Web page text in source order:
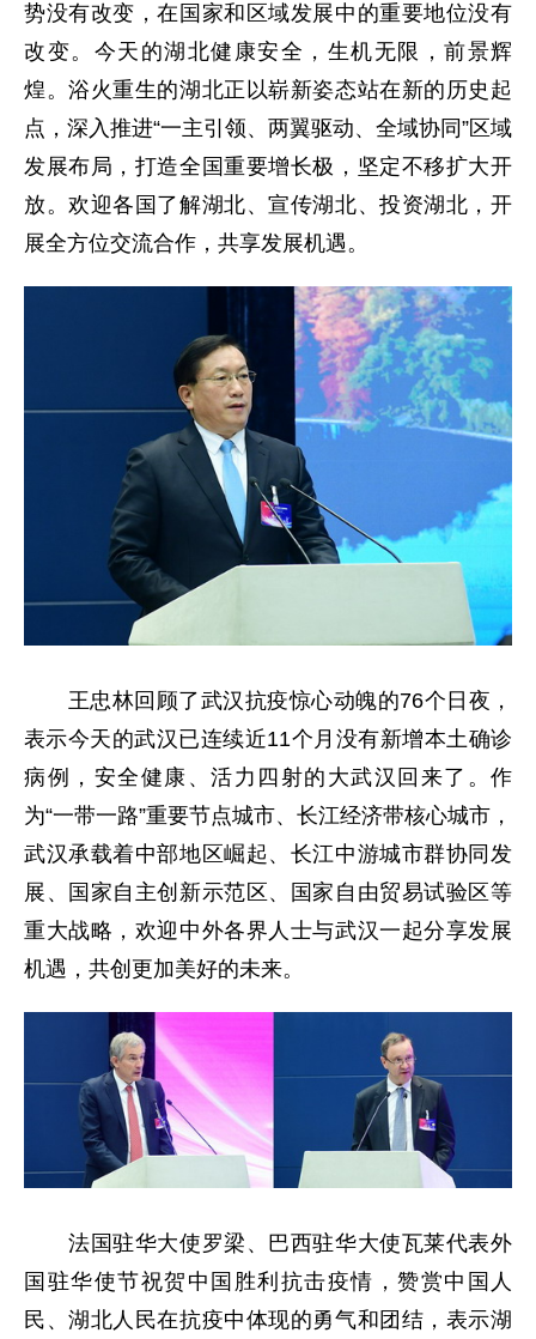
势没有改变，在国家和区域发展中的重要地位没有
改变。今天的湖北健康安全，生机无限，前景辉
煌。浴火重生的湖北正以崭新姿态站在新的历史起
点，深入推进“一主引领、两翼驱动、全域协同”区域
发展布局，打造全国重要增长极，坚定不移扩大开
放。欢迎各国了解湖北、宣传湖北、投资湖北，开
展全方位交流合作，共享发展机遇。
王忠林回顾了武汉抗疫惊心动魄的76个日夜，
表示今天的武汉已连续近11个月没有新增本土确诊
病例，安全健康、活力四射的大武汉回来了。作
为“一带一路”重要节点城市、长江经济带核心城市，
武汉承载着中部地区崛起、长江中游城市群协同发
展、国家自主创新示范区、国家自由贸易试验区等
重大战略，欢迎中外各界人士与武汉一起分享发展
机遇，共创更加美好的未来。
法国驻华大使罗梁、巴西驻华大使瓦莱代表外
国驻华使节祝贺中国胜利抗击疫情，赞赏中国人
民、湖北人民在抗疫中体现的勇气和团结，表示湖